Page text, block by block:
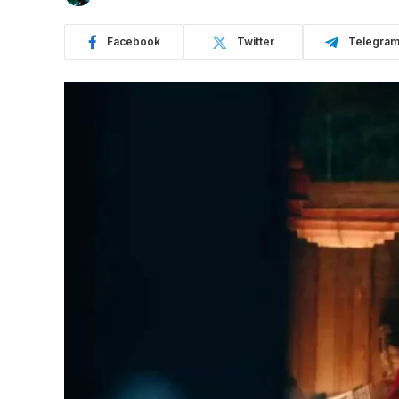
Facebook Twitter Telegram